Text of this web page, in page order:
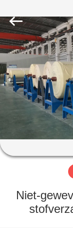
HUIS
OVER
ONS
Co.,Ltd..
All
Rights
Reserved.
Niet-